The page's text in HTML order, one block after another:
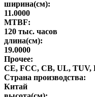
ширина(см):
11.0000
MTBF:
120 тыс. часов
длина(см):
19.0000
Прочее:
CE, FCC, CB, UL, TUV,
Страна производства:
Китай